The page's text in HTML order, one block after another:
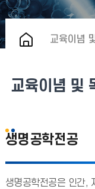
교육이념
교육이념 및
생명공학전공
생명공학전공은 인간,